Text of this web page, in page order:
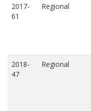
2017-
61
Regional
2018-
47
Regional